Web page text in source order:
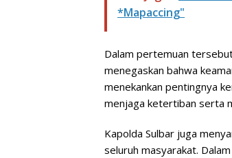
*Mapaccing"
Dalam pertemuan
menegaskan bahwa
menekankan pentingnya
menjaga ketertiban serta
Kapolda Sulbar juga
seluruh masyarakat.